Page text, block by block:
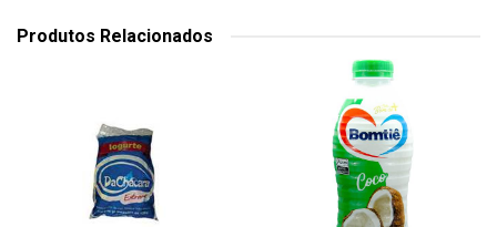
Produtos Relacionados